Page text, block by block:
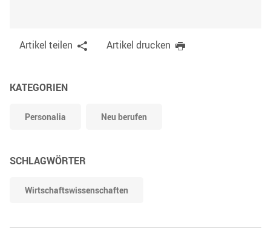
Artikel teilen Artikel drucken
KATEGORIEN
Personalia Neu berufen
SCHLAGWÖRTER
Wirtschaftswissenschaften